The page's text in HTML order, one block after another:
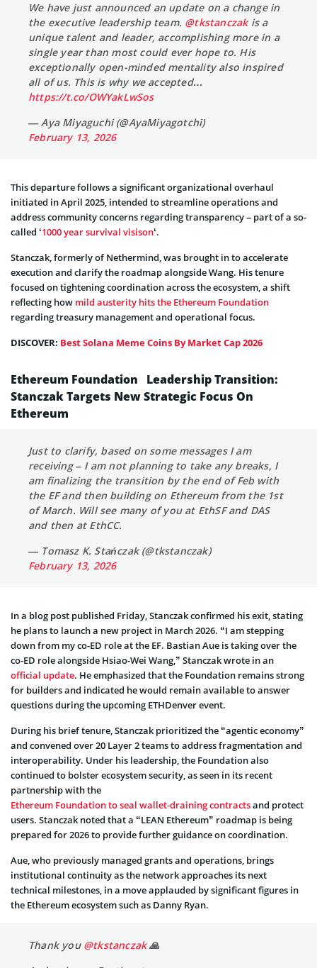
We have just announced an update on a change in
the executive leadership team. @tkstanczakis a
unique talent and leader, accomplishing more in a
single year than most could ever hope to. His
exceptionally open-minded mentality also inspired
all of us. This is why we accepted…
https://t.co/OWYakLwSos
— Aya Miyaguchi (@AyaMiyagotchi)
February 13, 2026
This departure follows a significant organizational overhaul
initiated in April 2025, intended to streamline operations and
address community concerns regarding transparency – part of a so-
called ‘1000 year survival visison‘.
Stanczak, formerly of Nethermind, was brought in to accelerate
execution and clarify the roadmap alongside Wang. His tenure
focused on tightening coordination across the ecosystem, a shift
reflecting how mild austerity hits the Ethereum Foundation
regarding treasury management and operational focus.
DISCOVER: Best Solana Meme Coins By Market Cap 2026
Ethereum Foundation Leadership Transition:
Stanczak Targets New Strategic Focus On
Ethereum
Just to clarify, based on some messages I am
receiving – I am not planning to take any breaks, I
am finalizing the transition by the end of Feb with
the EF and then building on Ethereum from the 1st
of March. Will see many of you at EthSF and DAS
and then at EthCC.
— Tomasz K. Stańczak (@tkstanczak)
February 13, 2026
In a blog post published Friday, Stanczak confirmed his exit, stating
he plans to launch a new project in March 2026. “I am stepping
down from my co-ED role at the EF. Bastian Aue is taking over the
co-ED role alongside Hsiao-Wei Wang,” Stanczak wrote in an
official update. He emphasized that the Foundation remains strong
for builders and indicated he would remain available to answer
questions during the upcoming ETHDenver event.
During his brief tenure, Stanczak prioritized the “agentic economy”
and convened over 20 Layer 2 teams to address fragmentation and
interoperability. Under his leadership, the Foundation also
continued to bolster ecosystem security,as seen in its recent
partnership with the
Ethereum Foundation to seal wallet-draining contractsand protect
users. Stanczak noted that a “LEAN Ethereum” roadmap is being
prepared for 2026 to provide further guidance on coordination.
Aue, who previously managed grants and operations, brings
institutional continuity as the network approaches its next
technical milestones, in a move applauded by significant figures in
the Ethereum ecosystem such as Danny Ryan.
Thank you @tkstanczak🙏